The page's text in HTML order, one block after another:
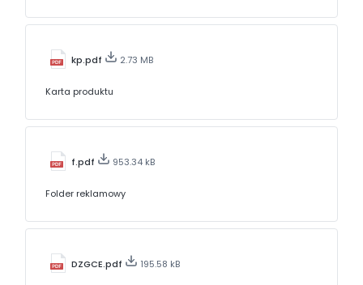
kp.pdf 2.73 MB
Karta produktu
f.pdf 953.34 kB
Folder reklamowy
DZGCE.pdf 195.58 kB